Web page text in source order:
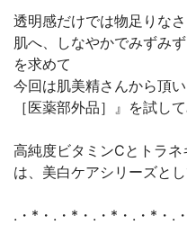
透明感だけでは物足りな
肌へ、しなやかでみずみ
を求めて
今回は肌美精さんから頂
［医薬部外品］』を試し
高純度ビタミンCとトラ
は、美白ケアシリーズと
.・*・.・*・.・*・.・*・.